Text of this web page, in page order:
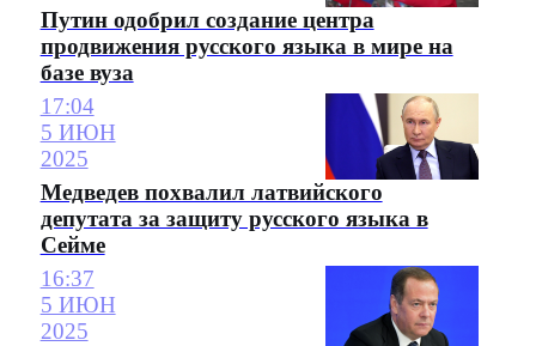
Путин одобрил создание центра
продвижения русского языка в мире на
базе вуза
17:04
5 ИЮН
2025
Медведев похвалил латвийского
депутата за защиту русского языка в
Сейме
16:37
5 ИЮН
2025